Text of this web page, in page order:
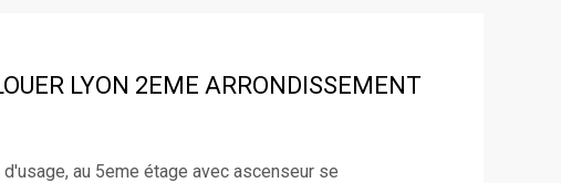
LYON 2EME ARRONDISSEMENT
au 5eme étage avec ascenseur se